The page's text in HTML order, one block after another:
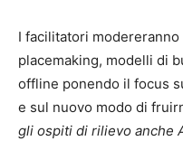
I facilitatori
placemaking, modelli di
offline ponendo il focus
e sul nuovo modo di
gli ospiti di rilievo anche